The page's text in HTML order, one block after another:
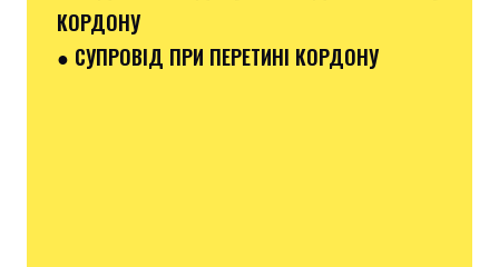
КОРДОНУ
● СУПРОВІД ПРИ ПЕРЕТИНІ КОРДОНУ